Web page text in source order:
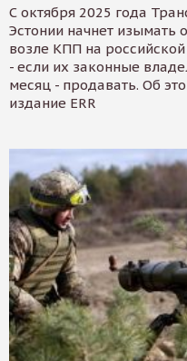
С октября 2025 года
Эстонии начнет изымать
возле КПП на
- если их законные
месяц - продавать. Об
издание ERR